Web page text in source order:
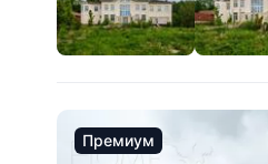
Премиум